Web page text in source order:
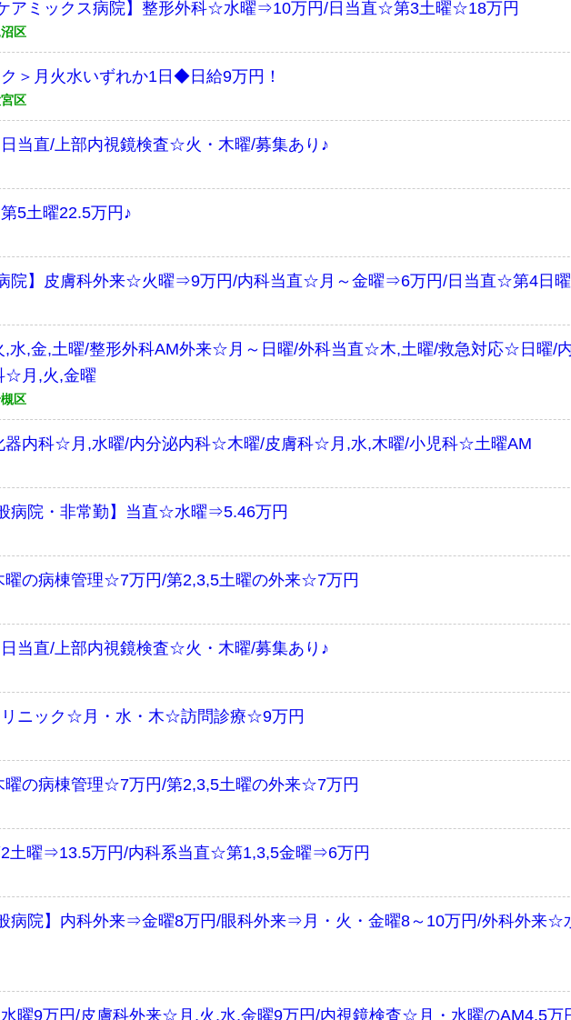
ケアミックス病院】整形外科☆水曜⇒10万円/日当直☆第3土曜☆18万円
区
＞月火水いずれか1日◆日給9万円！
区
当直/上部内視鏡検査☆火・木曜/募集あり♪
5土曜22.5万円♪
病院】皮膚科外来☆火曜⇒9万円/内科当直☆月～金曜⇒6万円/日当直☆第4日
水,金,土曜/整形外科AM外来☆月～日曜/外科当直☆木,土曜/救急対応☆日曜/
☆月,火,金曜
区
内科☆月,水曜/内分泌内科☆木曜/皮膚科☆月,水,木曜/小児科☆土曜AM
病院・非常勤】当直☆水曜⇒5.46万円
曜の病棟管理☆7万円/第2,3,5土曜の外来☆7万円
当直/上部内視鏡検査☆火・木曜/募集あり♪
リニック☆月・水・木☆訪問診療☆9万円
曜の病棟管理☆7万円/第2,3,5土曜の外来☆7万円
土曜⇒13.5万円/内科系当直☆第1,3,5金曜⇒6万円
般病院】内科外来⇒金曜8万円/眼科外来⇒月・火・金曜8～10万円/外科外来
曜9万円/皮膚科外来☆月,火,水,金曜9万円/内視鏡検査☆月・水曜のAM4.5万